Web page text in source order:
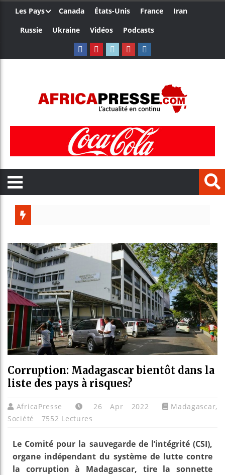
Les Pays Canada États-Unis France
Iran
Russie
Ukraine Vidéos Podcasts
Guinée
Bénin :
Corruption: Madagascar bientôt dans la
liste des pays à risques?
AfricaPresse 26 Apr 2022 Madagascar,
Société
7552 Lectures
Le Comité pour la sauvegarde de l’intégrité (CSI),
organe indépendant du système de lutte contre
la corruption à Madagascar, tire la sonnette